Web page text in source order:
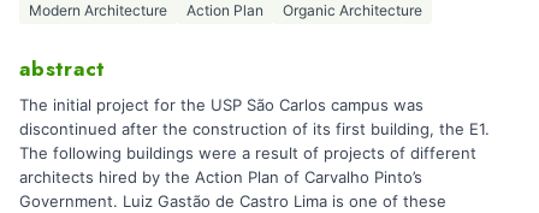
Modern Architecture Action Plan Organic Architecture
abstract
The initial project for the USP São Carlos campus was
discontinued after the construction of its first building, the E1.
The following buildings were a result of projects of different
architects hired by the Action Plan of Carvalho Pinto’s
Government. Luiz Gastão de Castro Lima is one of these